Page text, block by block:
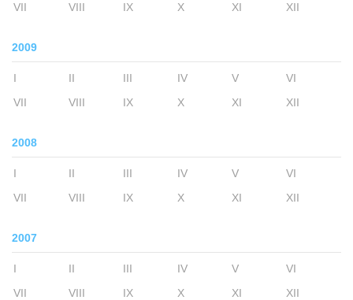
VII
VIII IX X XI XII
2009
I II III IV V
VI
VII
VIII IX X XI XII
2008
I II III IV V
VI
VII
VIII IX X XI XII
2007
I II III IV V
VI
VII
VIII IX X XI XII